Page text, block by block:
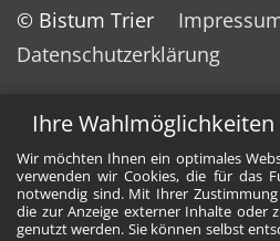
Ihre
Wir möchten Ihnen ein optimales
verwenden wir Cookies, die für das
notwendig sind. Mit Ihrer
die zur Anzeige externer Inhalte oder
genutzt werden. Sie können selbst
© Bistum Trier
Datenschutzerklärung